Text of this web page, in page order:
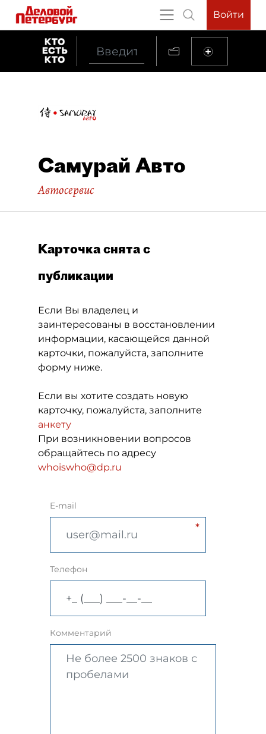
Войти
Самурай Авто
Автосервис
Карточка снята с
публикации
Если Вы владелец и
заинтересованы в восстановлении
информации, касающейся данной
карточки, пожалуйста, заполните
форму ниже.
Если вы хотите создать новую
карточку, пожалуйста, заполните
анкету
При возникновении вопросов
обращайтесь по адресу
whoiswho@dp.ru
E-mail
Телефон
Комментарий